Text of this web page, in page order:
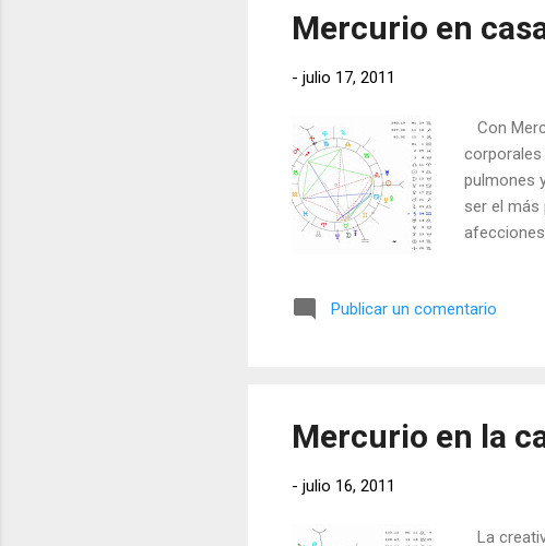
Mercurio en
- julio 17, 2011
Con
corporales
pulmones
ser el más
el
Publicar un comentario
Mercurio en la
- julio 16, 2011
La